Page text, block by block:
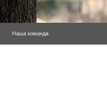
Наша команда